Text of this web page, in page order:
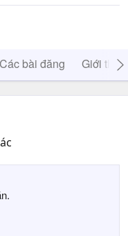
Các bài đăng Giới thiệu